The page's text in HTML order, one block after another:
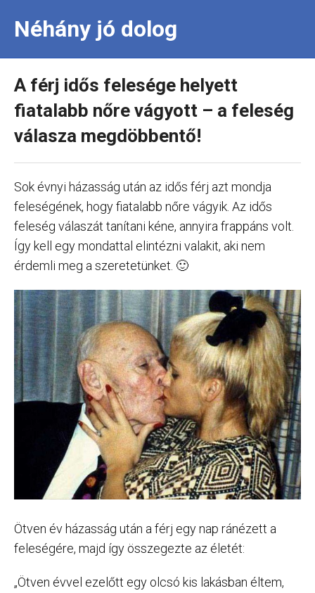
Néhány jó dolog
A férj idős felesége helyett
fiatalabb nőre vágyott – a feleség
válasza megdöbbentő!
Sok évnyi házasság után az idős férj azt mondja
feleségének, hogy fiatalabb nőre vágyik. Az idős
feleség válaszát tanítani kéne, annyira frappáns volt.
Így kell egy mondattal elintézni valakit, aki nem
érdemli meg a szeretetünket. 🙂
Ötven év házasság után a férj egy nap ránézett a
feleségére, majd így összegezte az életét:
„Ötven évvel ezelőtt egy olcsó kis lakásban éltem,